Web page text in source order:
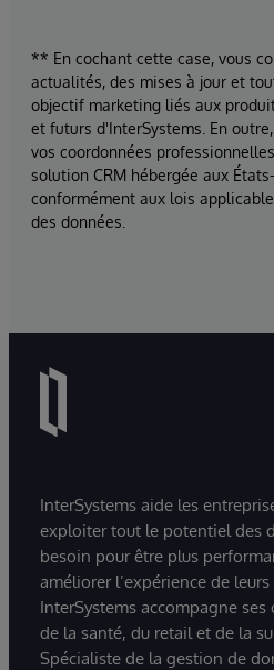
** En cochant cette case, vous
actualités, des mises à jour et
objectif marketing liés aux
et futurs d'InterSystems. En
vos coordonnées
solution CRM hébergée aux
conformément aux lois
des données.
InterSystems aide les
exploiter tout le potentiel des
besoin pour être plus
améliorer l’expérience de
InterSystems accompagne ses
de la santé, du retail et de la
Spécialiste de la gestion de